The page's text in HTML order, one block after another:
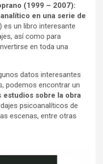
(1999 – 2007):
en una serie de
) es un libro interesante
así como para
en toda una
datos interesantes
podemos encontrar un
estudios sobre la obra
psicoanalíticos de
escenas, entre otras